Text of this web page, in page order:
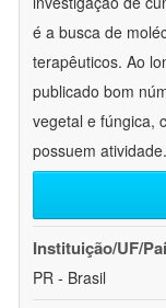
é a busca de
terapêuticos. Ao
publicado bom
vegetal e fúngica,
possuem atividade
Instituição/UF/
PR - Brasil